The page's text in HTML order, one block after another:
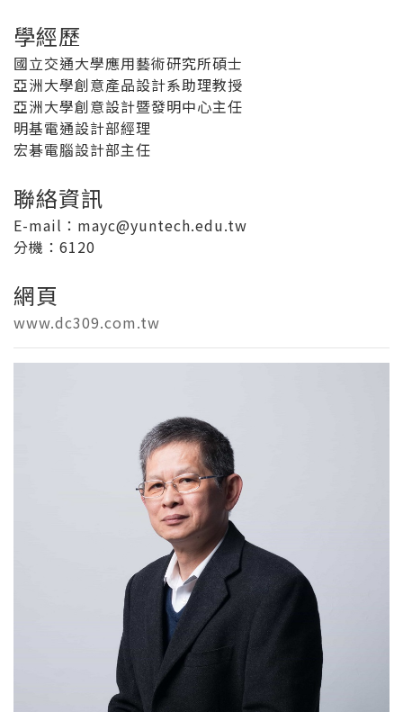
學經歷
國立交通大學應用藝術研究所碩士
亞洲大學創意產品設計系助理教授
亞洲大學創意設計暨發明中心主任
明基電通設計部經理
宏碁電腦設計部主任
聯絡資訊
E-mail：mayc@yuntech.edu.tw
分機：6120
網頁
www.dc309.com.tw